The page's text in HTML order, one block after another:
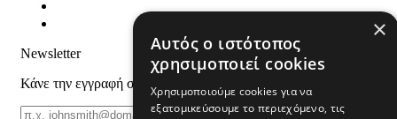
Newsletter
Κάνε την εγγραφή σου και μάθε για προϊόντα και προσφορές
Email
ΕΓΓΡΑΦΗ
×
Αυτός ο ιστότοπος
χρησιμοποιεί cookies
Χρησιμοποιούμε cookies για να
εξατομικεύσουμε το περιεχόμενο, τις